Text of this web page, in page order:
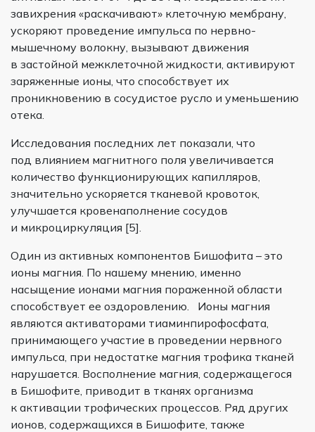
завихрения «раскачивают» клеточную мембрану,
ускоряют проведение импульса по нервно-
мышечному волокну, вызывают движения
в застойной межклеточной жидкости, активируют
заряженные ионы, что способствует их
проникновению в сосудистое русло и уменьшению
отека.
Исследования последних лет показали, что
под влиянием магнитного поля увеличивается
количество функционирующих капилляров,
значительно ускоряется тканевой кровоток,
улучшается кровенаполнение сосудов
и микроциркуляция [5].
Один из активных компонентов Бишофита – это
ионы магния. По нашему мнению, именно
насыщение ионами магния пораженной области
способствует ее оздоровлению. Ионы магния
являются активаторами тиаминпирофосфата,
принимающего участие в проведении нервного
импульса, при недостатке магния трофика тканей
нарушается. Восполнение магния, содержащегося
в Бишофите, приводит в тканях организма
к активации трофических процессов. Ряд других
ионов, содержащихся в Бишофите, также